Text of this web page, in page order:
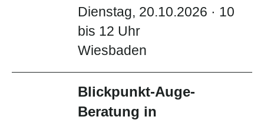
Dienstag, 20.10.2026 · 10
bis 12 Uhr
Wiesbaden
Blickpunkt-Auge-
Beratung in